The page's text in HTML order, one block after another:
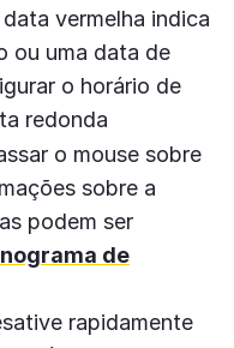
vermelha indica
ou uma data de
o horário de
redonda
o mouse sobre
sobre a
podem ser
de
rapidamente